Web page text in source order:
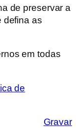
de preservar a
defina as
em todas
de
Gravar